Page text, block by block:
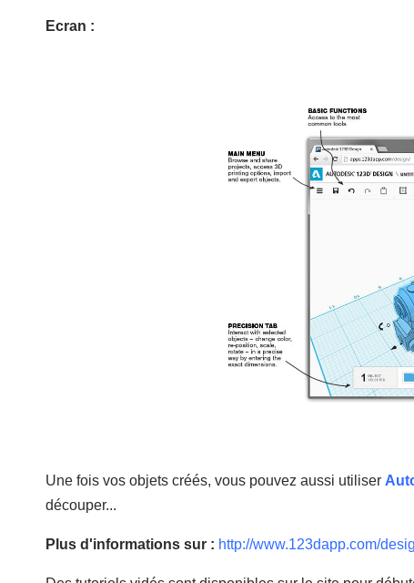
Ecran :
Une fois vos objets créés, vous pouvez aussi utiliser
découper...
Plus d'informations sur : http://www.123dapp.com/